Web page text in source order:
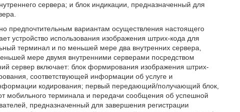
сервера; и блок индикации, предназначенный для
предпочтительным вариантам осуществления настоящего
устройство использования изображения штрих-кода для
терминал и по меньшей мере два внутренних сервера,
мере двумя внутренними серверами посредством
сервер включает: блок формирования изображения штрих-
соответствующей информации об услуге и
кодирования; первый передающий/получающий блок,
мобильного терминала и передачи сообщения об успешной
предназначенный для завершения регистрации